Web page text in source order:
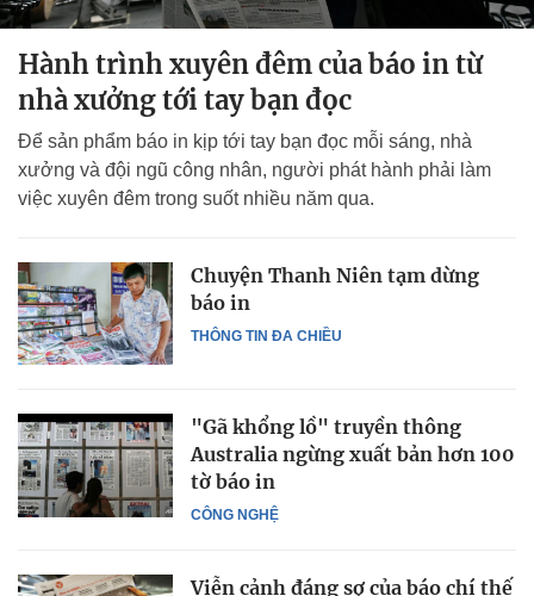
Hành trình xuyên đêm của báo in từ
nhà xưởng tới tay bạn đọc
Để sản phẩm báo in kịp tới tay bạn đọc mỗi sáng, nhà
xưởng và đội ngũ công nhân, người phát hành phải làm
việc xuyên đêm trong suốt nhiều năm qua.
THÔNG TIN ĐA CHIỀU
Chuyện Thanh Niên tạm dừng
báo in
CÔNG NGHỆ
"Gã khổng lồ" truyền thông
Australia ngừng xuất bản hơn 100
tờ báo in
Viễn cảnh đáng sợ của báo chí thế